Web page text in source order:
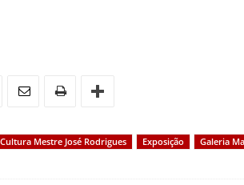
Mestre José Rodrigues Exposição Galeria